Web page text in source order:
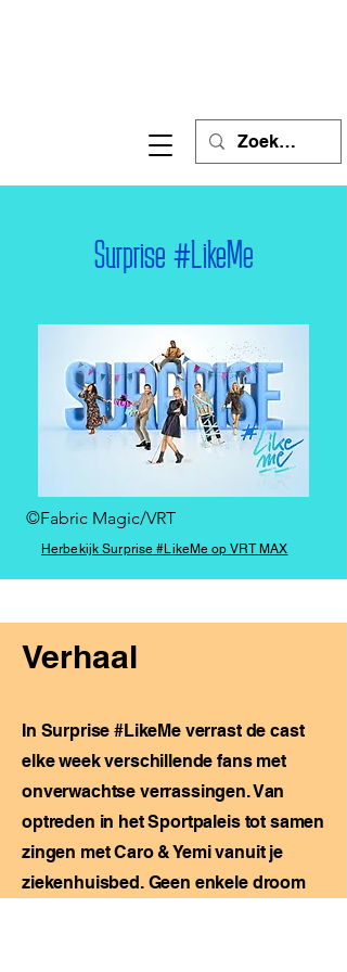
Surprise #LikeMe
©Fabric Magic/VRT
Herbekijk Surprise #LikeMe op VRT MAX
Verhaal
In Surprise #LikeMe verrast de cast
elke week verschillende fans met
onverwachtse verrassingen. Van
optreden in het Sportpaleis tot samen
zingen met Caro & Yemi vanuit je
ziekenhuisbed. Geen enkele droom